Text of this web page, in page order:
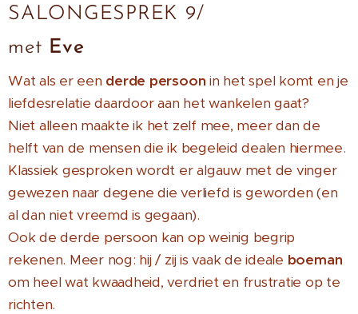
SALONGESPREK 9/
met Eve
Wat als er een derde persoon in het spel komt en je
liefdesrelatie daardoor aan het wankelen gaat?
Niet alleen maakte ik het zelf mee, meer dan de
helft van de mensen die ik begeleid dealen hiermee.
Klassiek gesproken wordt er algauw met de vinger
gewezen naar degene die verliefd is geworden (en
al dan niet vreemd is gegaan).
Ook de derde persoon kan op weinig begrip
rekenen. Meer nog: hij / zij is vaak de ideale boeman
om heel wat kwaadheid, verdriet en frustratie op te
richten.